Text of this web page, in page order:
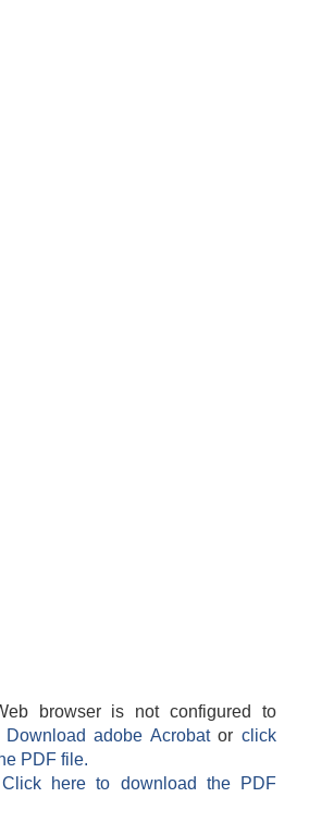
browser is not configured to
Download adobe Acrobatorclick
PDF file.
Click here to download the PDF